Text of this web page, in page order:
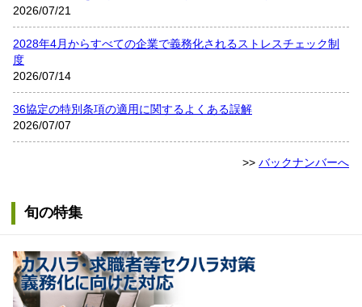
2026/07/21
2028年4月からすべての企業で義務化されるストレスチェック制
度
2026/07/14
36協定の特別条項の適用に関するよくある誤解
2026/07/07
>> バックナンバーへ
旬の特集